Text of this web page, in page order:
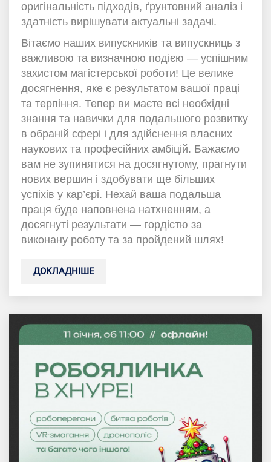
оригінальність підходів, ґрунтовний аналіз і
здатність вирішувати актуальні задачі.
Вітаємо наших випускників та випускниць з
важливою та визначною подією — успішним
захистом магістерської роботи! Це велике
досягнення, яке є результатом вашої праці
та терпіння. Тепер ви маєте всі необхідні
знання та навички для подальшого розвитку
в обраній сфері і для здійснення власних
наукових та професійних амбіцій. Бажаємо
вам не зупинятися на досягнутому, прагнути
нових вершин і здобувати ще більших
успіхів у кар’єрі. Нехай ваша подальша
праця буде наповнена натхненням, а
досягнуті результати — гордістю за
виконану роботу та за пройдений шлях!
ДОКЛАДНІШЕ